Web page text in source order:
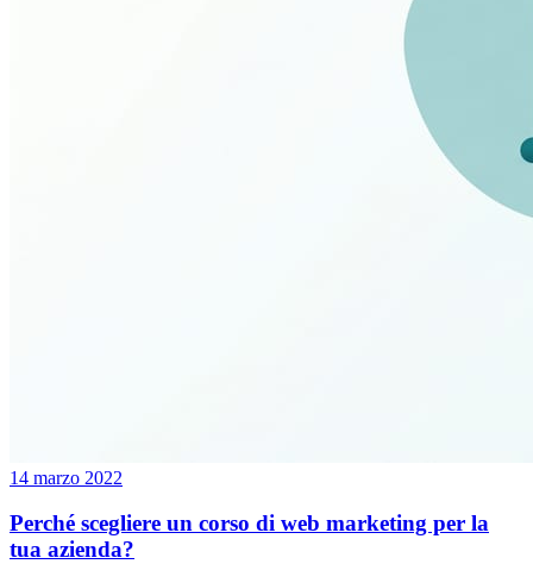
14 marzo 2022
Perché scegliere un corso di web marketing per la
tua azienda?